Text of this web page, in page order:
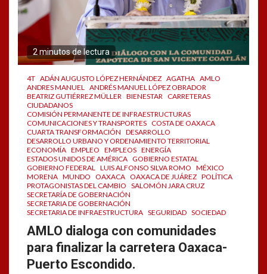
2 minutos de lectura
4T ADÁN AUGUSTO LÓPEZ HERNÁNDEZ AGATHA AMLO
ANDRES MANUEL ANDRÉS MANUEL LÓPEZ OBRADOR
BEATRIZ GUTIÉRREZ MÜLLER BIENESTAR CARRETERAS
CIUDADANOS
COMISIÓN PERMANENTE DE INFRAESTRUCTURAS
COMUNICACIONES Y TRANSPORTES COSTA DE OAXACA
CUARTA TRANSFORMACIÓN DESARROLLO
DESARROLLO URBANO Y ORDENAMIENTO TERRITORIAL
ECONOMÍA EMPLEO EMPLEOS ENERGÍA
ESTADOS UNIDOS DE AMÉRICA GOBIERNO ESTATAL
GOBIERNO FEDERAL LUIS ALFONSO SILVA ROMO MÉXICO
MORENA MUNDO OAXACA OAXACA DE JUÁREZ POLÍTICA
PROTAGONISTAS DEL CAMBIO SALOMÓN JARA CRUZ
SECRETARÍA DE GOBERNACIÓN
SECRETARIA DE GOBERNACIÓN
SECRETARIA DE INFRAESTRUCTURA SEGURIDAD SOCIEDAD
AMLO dialoga con comunidades
para finalizar la carretera Oaxaca-
Puerto Escondido.